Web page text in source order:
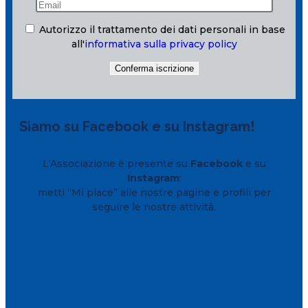
Autorizzo il trattamento dei dati personali in base
all'informativa sulla privacy policy
Siamo su Facebook e su Instagram!
L’Associazione è presente su Facebooke su
Instagram:
metti “Mi piace” alle nostre pagine e profili per
seguire le nostre attività.